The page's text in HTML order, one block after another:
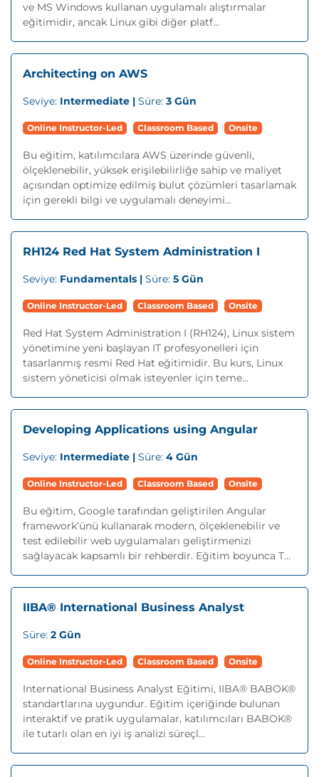
ve MS Windows kullanan uygulamalı alıştırmalar
eğitimidir, ancak Linux gibi diğer platf...
Architecting on AWS
Seviye: Intermediate | Süre: 3 Gün
Online Instructor-Led Classroom Based Onsite
Bu eğitim, katılımcılara AWS üzerinde güvenli,
ölçeklenebilir, yüksek erişilebilirliğe sahip ve maliyet
açısından optimize edilmiş bulut çözümleri tasarlamak
için gerekli bilgi ve uygulamalı deneyimi...
RH124 Red Hat System Administration I
Seviye: Fundamentals | Süre: 5 Gün
Online Instructor-Led Classroom Based Onsite
Red Hat System Administration I (RH124), Linux sistem
yönetimine yeni başlayan IT profesyonelleri için
tasarlanmış resmi Red Hat eğitimidir. Bu kurs, Linux
sistem yöneticisi olmak isteyenler için teme...
Developing Applications using Angular
Seviye: Intermediate | Süre: 4 Gün
Online Instructor-Led Classroom Based Onsite
Bu eğitim, Google tarafından geliştirilen Angular
framework’ünü kullanarak modern, ölçeklenebilir ve
test edilebilir web uygulamaları geliştirmenizi
sağlayacak kapsamlı bir rehberdir. Eğitim boyunca T...
IIBA® International Business Analyst
Süre: 2 Gün
Online Instructor-Led Classroom Based Onsite
International Business Analyst Eğitimi, IIBA® BABOK®
standartlarına uygundur. Eğitim içeriğinde bulunan
interaktif ve pratik uygulamalar, katılımcıları BABOK®
ile tutarlı olan en iyi iş analizi süreçl...